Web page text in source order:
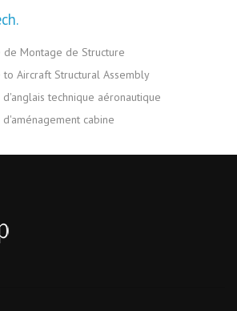
Montage de Structure
to Aircraft Structural Assembly
technique aéronautique
cabine